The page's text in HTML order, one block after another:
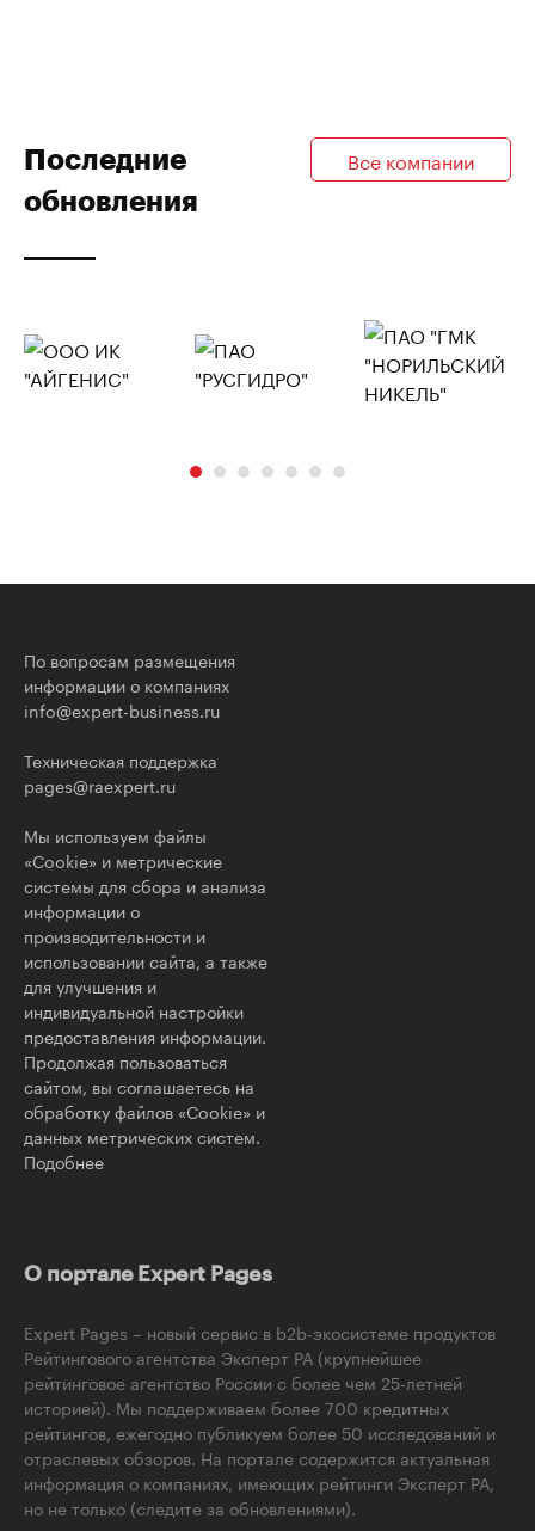
Последние
обновления
Все компании
По вопросам размещения
информации о компаниях
info@expert-business.ru
Техническая поддержка
pages@raexpert.ru
Мы используем файлы
«Cookie» и метрические
системы для сбора и анализа
информации о
производительности и
использовании сайта, а также
для улучшения и
индивидуальной настройки
предоставления информации.
Продолжая пользоваться
сайтом, вы соглашаетесь на
обработку файлов «Cookie» и
данных метрических систем.
Подобнее
О портале Expert Pages
Expert Pages – новый сервис в b2b-экосистеме продуктов
Рейтингового агентства Эксперт РА (крупнейшее
рейтинговое агентство России с более чем 25-летней
историей). Мы поддерживаем более 700 кредитных
рейтингов, ежегодно публикуем более 50 исследований и
отраслевых обзоров. На портале содержится актуальная
информация о компаниях, имеющих рейтинги Эксперт РА,
но не только (следите за обновлениями).